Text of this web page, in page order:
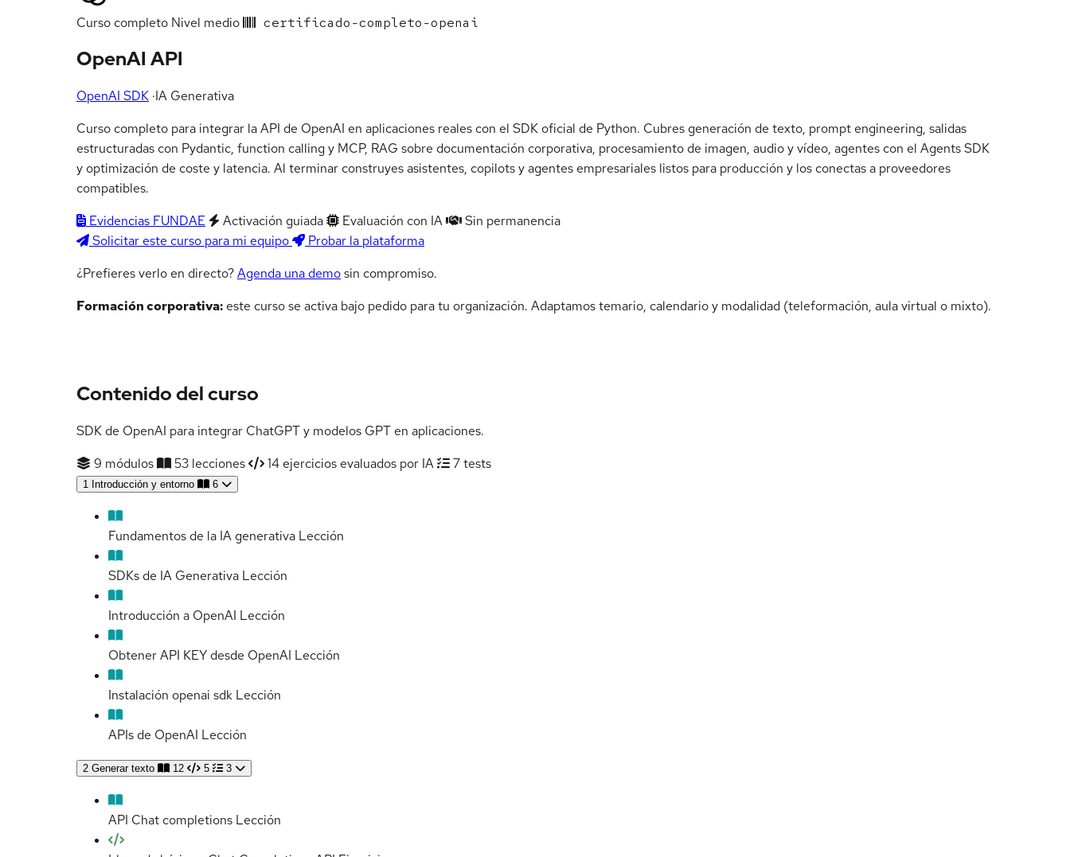
Curso completo Nivel medio certificado-completo-openai
OpenAI API
OpenAI SDK ·IA Generativa
Curso completo para integrar la API de OpenAI en aplicaciones reales con el SDK oficial de Python. Cubres generación de texto, prompt engineering, salidas
estructuradas con Pydantic, function calling y MCP, RAG sobre documentación corporativa, procesamiento de imagen, audio y vídeo, agentes con el Agents SDK
y optimización de coste y latencia. Al terminar construyes asistentes, copilots y agentes empresariales listos para producción y los conectas a proveedores
compatibles.
Evidencias FUNDAE
Activación guiada Evaluación con IA
Sin permanencia
Solicitar este curso para mi equipo
Probar la plataforma
¿Prefieres verlo en directo?Agenda una demosin compromiso.
Formación corporativa: este curso se activa bajo pedido para tu organización. Adaptamos temario, calendario y modalidad (teleformación, aula virtual o mixto).
Contenido del curso
SDK de OpenAI para integrar ChatGPT y modelos GPT en aplicaciones.
9 módulos
53 lecciones 14 ejercicios evaluados por IA 7 tests
1 Introducción y entorno 6
Fundamentos de la IA generativa Lección
SDKs de IA Generativa Lección
Introducción a OpenAI Lección
Obtener API KEY desde OpenAI Lección
Instalación openai sdk Lección
APIs de OpenAI Lección
2 Generar texto 12 5 3
API Chat completions Lección